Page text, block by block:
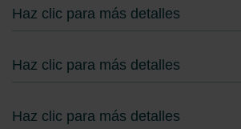
Zehnder Group Schweiz AG: Datenschutz
Zehnder Group UK Limited: Privacy Policy
Haz clic para más detalles
Haz clic para más detalles
Haz clic para más detalles